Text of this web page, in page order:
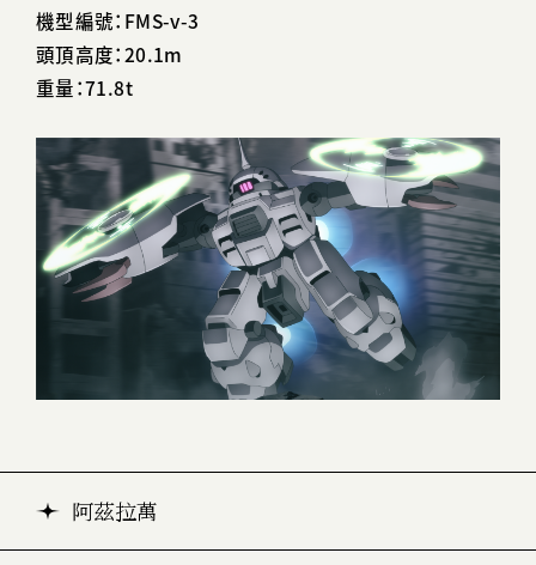
機型編號：FMS-v-3
頭頂高度：20.1m
重量：71.8t
阿茲拉萬